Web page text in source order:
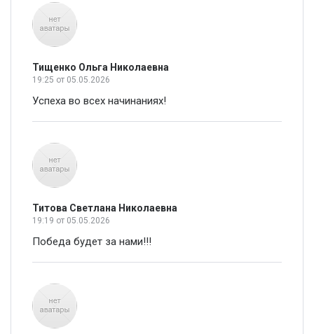
Тищенко Ольга Николаевна
19:25 от 05.05.2026
Успеха во всех начинаниях!
Титова Светлана Николаевна
19:19 от 05.05.2026
Победа будет за нами!!!